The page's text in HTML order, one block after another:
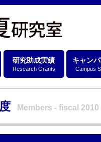
研究助成実績
Research Grants
キャン
Campus
Members - fiscal 2010